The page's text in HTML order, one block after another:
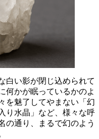
白い影が閉じ込められて
何かが眠っているかのよ
を魅了してやまない「幻
り水晶」など、様々な呼
の通り、まるで幻のよう